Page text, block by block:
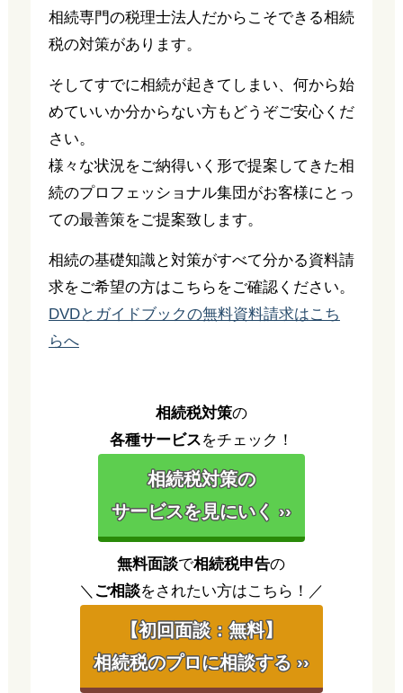
相続専門の税理士法人だからこそできる相続
税の対策があります。
そしてすでに相続が起きてしまい、何から始
めていいか分からない方もどうぞご安心くだ
さい。
様々な状況をご納得いく形で提案してきた相
続のプロフェッショナル集団がお客様にとっ
ての最善策をご提案致します。
相続の基礎知識と対策がすべて分かる資料請
求をご希望の方はこちらをご確認ください。
DVDとガイドブックの無料資料請求はこち
らへ
相続税対策の
各種サービスをチェック！
相続税対策の
サービスを見にいく ››
無料面談で相続税申告の
＼ ご相談をされたい方はこちら！／
【初回面談：無料】
相続税のプロに相談する ››